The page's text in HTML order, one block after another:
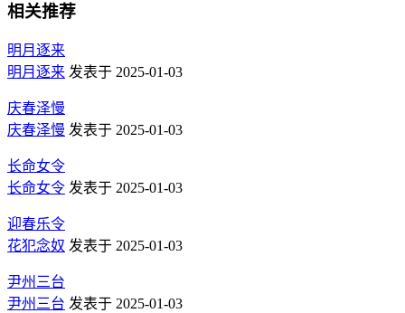
相关推荐
明月逐来
明月逐来 发表于 2025-01-03
庆春泽慢
庆春泽慢 发表于 2025-01-03
长命女令
长命女令 发表于 2025-01-03
迎春乐令
花犯念奴 发表于 2025-01-03
尹州三台
尹州三台 发表于 2025-01-03